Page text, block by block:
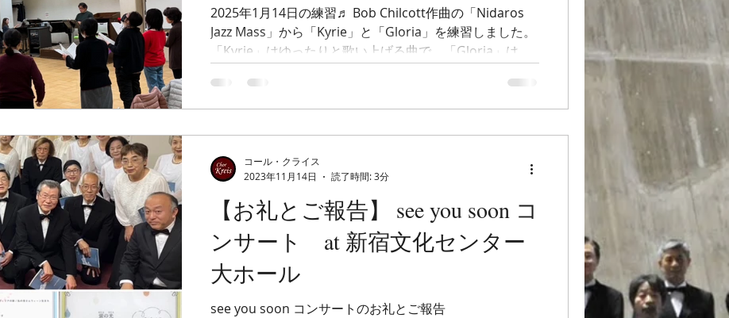
2025年1月14日の練習♬ Bob Chilcott作曲の「Nidaros
Jazz Mass」から「Kyrie」と「Gloria」を練習しました。
「Kyrie」はゆったりと歌い上げる曲で、「Gloria」はア
落です。...
【お礼とご報告】 see you soon コ
ンサート at 新宿文化センター
大ホール
see you soon コンサートのお礼とご報告
コール・クライス
2023年11月14日
読了時間: 3分